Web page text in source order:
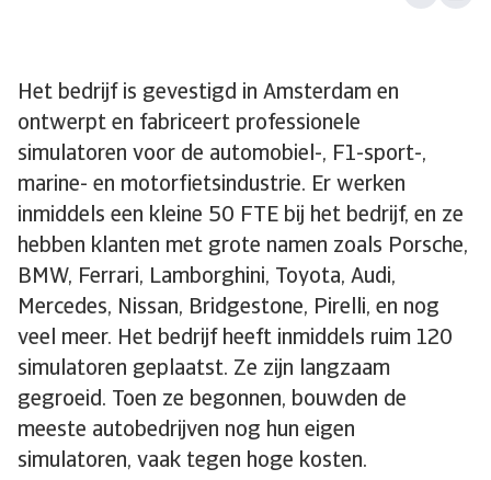
Het bedrijf is gevestigd in Amsterdam en
ontwerpt en fabriceert professionele
simulatoren voor de automobiel-, F1-sport-,
marine- en motorfietsindustrie. Er werken
inmiddels een kleine 50 FTE bij het bedrijf, en ze
hebben klanten met grote namen zoals Porsche,
BMW, Ferrari, Lamborghini, Toyota, Audi,
Mercedes, Nissan, Bridgestone, Pirelli, en nog
veel meer. Het bedrijf heeft inmiddels ruim 120
simulatoren geplaatst. Ze zijn langzaam
gegroeid. Toen ze begonnen, bouwden de
meeste autobedrijven nog hun eigen
simulatoren, vaak tegen hoge kosten.